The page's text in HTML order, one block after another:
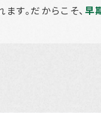
す。だからこそ、 早